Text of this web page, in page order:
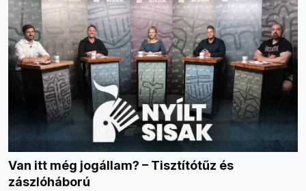
Van itt még jogállam? – Tisztítótűz és
zászlóháború